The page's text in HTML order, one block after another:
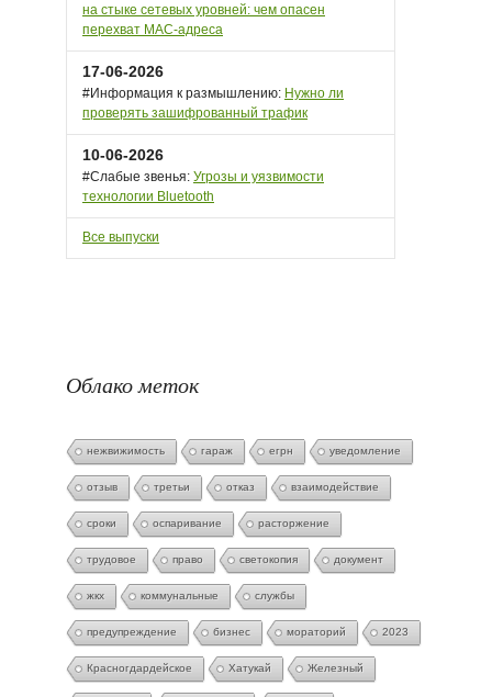
на стыке сетевых уровней: чем опасен
перехват MAC-адреса
17-06-2026
#Информация к размышлению: Нужно ли
проверять зашифрованный трафик
10-06-2026
#Слабые звенья: Угрозы и уязвимости
технологии Bluetooth
Все выпуски
Облако меток
нежвижимость гараж егрн уведомление
отзыв третьи отказ взаимодействие
сроки оспаривание расторжение
трудовое право светокопия документ
жкх коммунальные службы
предупреждение бизнес мораторий 2023
Красногдардейское Хатукай Железный